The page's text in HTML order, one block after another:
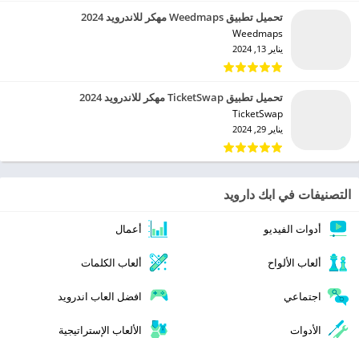
تحميل تطبيق Weedmaps مهكر للاندرويد 2024
Weedmaps‏
يناير 13, 2024
تحميل تطبيق TicketSwap مهكر للاندرويد 2024
TicketSwap‏
يناير 29, 2024
التصنيفات في ابك دارويد
أدوات الفيديو أعمال
ألعاب الألواح ألعاب الكلمات
اجتماعي افضل العاب اندرويد
الأدوات الألعاب الإستراتيجية